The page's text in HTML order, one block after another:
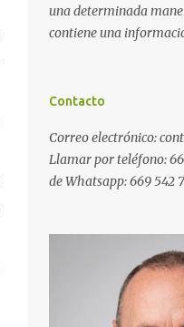
una determinada
contiene una
universal lo
conscientes, afectamos
ejemplo, pensamos en
tiempo que no vemos y,
contra toda
materializándose. O
experimentamos a
desagradable que
Contacto
Correo electrónico:
Llamar por teléfono:
de Whatsapp: 669 542